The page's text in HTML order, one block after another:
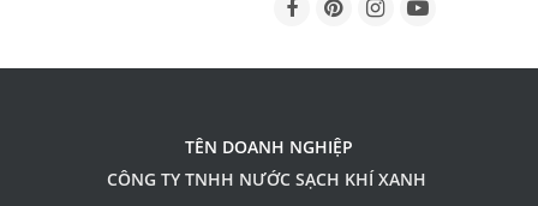
TÊN DOANH NGHIỆP
CÔNG TY TNHH NƯỚC SẠCH KHÍ XANH